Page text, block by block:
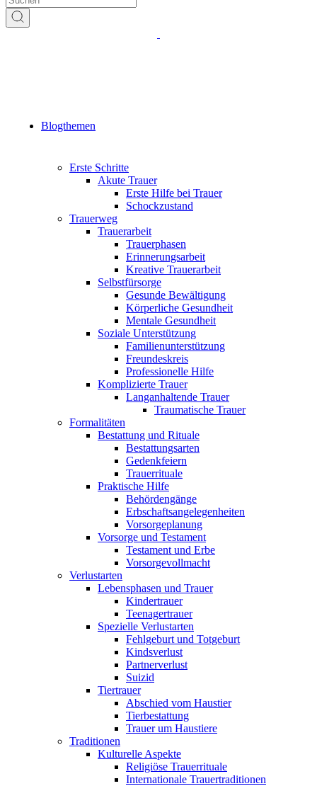
Blogthemen
Erste Schritte
Akute Trauer
Erste Hilfe bei Trauer
Schockzustand
Trauerweg
Trauerarbeit
Trauerphasen
Erinnerungsarbeit
Kreative Trauerarbeit
Selbstfürsorge
Gesunde Bewältigung
Körperliche Gesundheit
Mentale Gesundheit
Soziale Unterstützung
Familienunterstützung
Freundeskreis
Professionelle Hilfe
Komplizierte Trauer
Langanhaltende Trauer
Traumatische Trauer
Formalitäten
Bestattung und Rituale
Bestattungsarten
Gedenkfeiern
Trauerrituale
Praktische Hilfe
Behördengänge
Erbschaftsangelegenheiten
Vorsorgeplanung
Vorsorge und Testament
Testament und Erbe
Vorsorgevollmacht
Verlustarten
Lebensphasen und Trauer
Kindertrauer
Teenagertrauer
Spezielle Verlustarten
Fehlgeburt und Totgeburt
Kindsverlust
Partnerverlust
Suizid
Tiertrauer
Abschied vom Haustier
Tierbestattung
Trauer um Haustiere
Traditionen
Kulturelle Aspekte
Religiöse Trauerrituale
Internationale Trauertraditionen